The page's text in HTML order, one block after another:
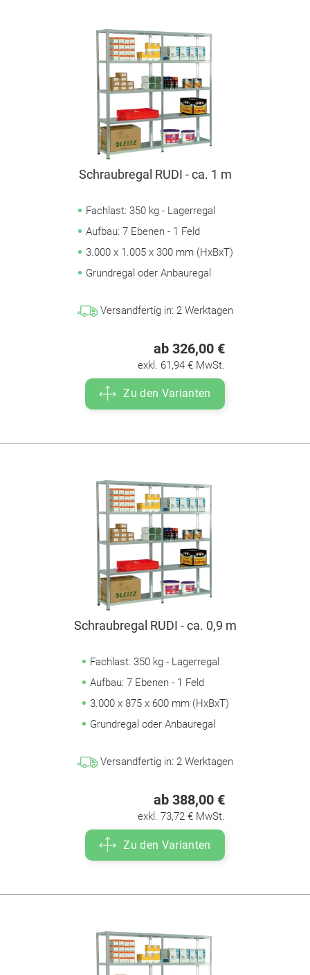
Schraubregal RUDI - ca. 1 m
Fachlast: 350 kg - Lagerregal
Aufbau: 7 Ebenen - 1 Feld
3.000 x 1.005 x 300 mm (HxBxT)
Grundregal oder Anbauregal
Versandfertig in: 2 Werktagen
ab 326,00 €
exkl. 61,94 € MwSt.
Zu den Varianten
Schraubregal RUDI - ca. 0,9 m
Fachlast: 350 kg - Lagerregal
Aufbau: 7 Ebenen - 1 Feld
3.000 x 875 x 600 mm (HxBxT)
Grundregal oder Anbauregal
Versandfertig in: 2 Werktagen
ab 388,00 €
exkl. 73,72 € MwSt.
Zu den Varianten